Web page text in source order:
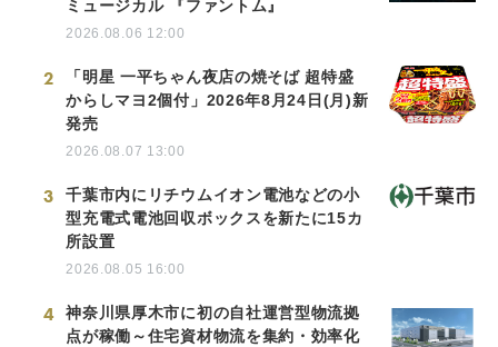
ミュージカル 『ファントム』
2026.08.06 12:00
2
「明星 一平ちゃん夜店の焼そば 超特盛
からしマヨ2個付」2026年8月24日(月)新
発売
2026.08.07 13:00
3
千葉市内にリチウムイオン電池などの小
型充電式電池回収ボックスを新たに15カ
所設置
2026.08.05 16:00
4
神奈川県厚木市に初の自社運営型物流拠
点が稼働～住宅資材物流を集約・効率化